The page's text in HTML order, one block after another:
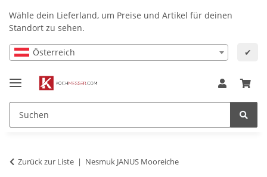
Wähle dein Lieferland, um Preise und Artikel für deinen
Standort zu sehen.
Österreich ✔
Zurück zur Liste Nesmuk JANUS Mooreiche